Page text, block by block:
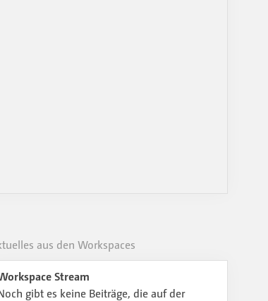
aus den Workspaces
Stream
gibt es keine Beiträge, die auf der